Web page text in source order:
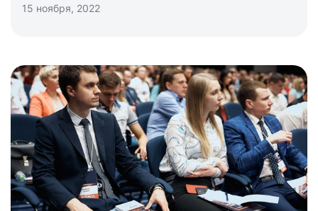
15 ноября, 2022